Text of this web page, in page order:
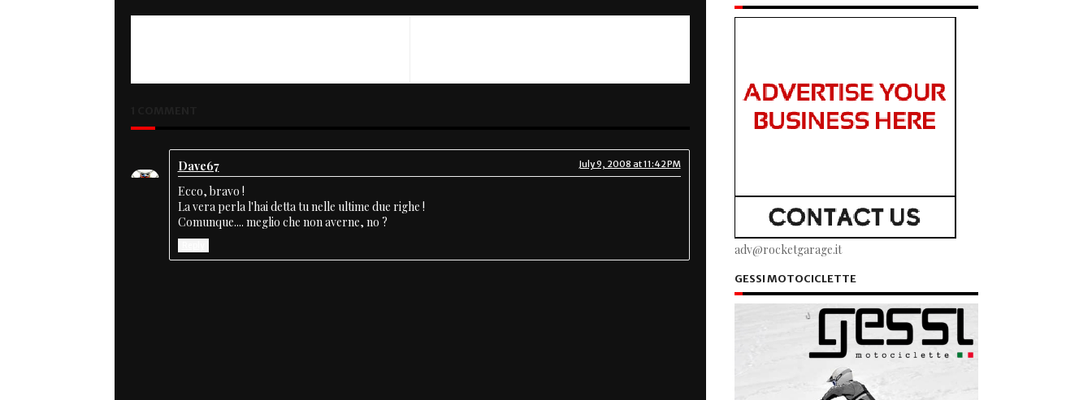
Dave67 July 9, 2008 at 11:42 PM
Ecco, bravo !
La vera perla l'hai detta tu nelle ultime due righe !
Comunque.... meglio che non averne, no ?
adv@rocketgarage.it
GESSI MOTOCICLETTE